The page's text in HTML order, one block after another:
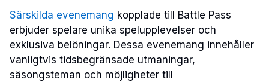
Särskilda evenemang kopplade till Battle Pass
erbjuder spelare unika spelupplevelser och
exklusiva belöningar. Dessa evenemang innehåller
vanligtvis tidsbegränsade utmaningar,
säsongsteman och möjligheter till